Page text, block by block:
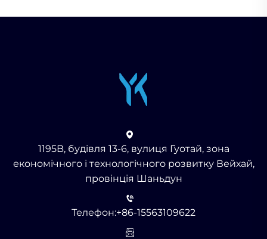
1195B, будівля 13-6, вулиця Гуотай, зона
економічного і технологічного розвитку Вейхай,
провінція Шаньдун
Телефон:+86-15563109622